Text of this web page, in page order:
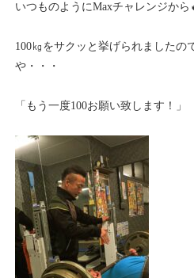
いつものようにMaxチャレンジから
100㎏をサクッと挙げられましたの
や・・・
「もう一度100お願い致します！」